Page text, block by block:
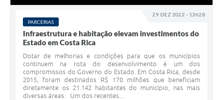
29 DEZ 2022 - 13h28
PARCERIAS
Infraestrutura e habitação elevam investimentos do
Estado em Costa Rica
Dotar de melhorias e condições para que os municípios
continuem na rota do desenvolvimento é um dos
compromissos do Governo do Estado. Em Costa Rica, desde
2015, foram destinados R$ 170 milhões que beneficiam
diretamente os 21.142 habitantes do município, nas mais
diversas áreas. Um dos recentes...